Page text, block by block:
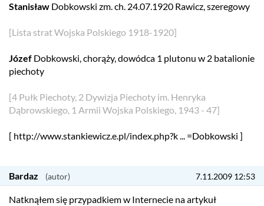
Stanisław Dobkowski zm. ch. 24.07.1920 Rawicz, szeregowy
[Lista strat Wojska Polskiego 1918-1920]
Józef Dobkowski, chorąży, dowódca 1 plutonu w 2 batalionie
piechoty
[4 Pułk Piechoty, 2 Dywizja Piechoty im. Henryka
Dąbrowskiego, 1 Armii Wojska Polskiego, 1943 - 47]
[ http://www.stankiewicz.e.pl/index.php?k ... =Dobkowski ]
Bardaz 7.11.2009 12:53
Natknąłem się przypadkiem w Internecie na artykuł